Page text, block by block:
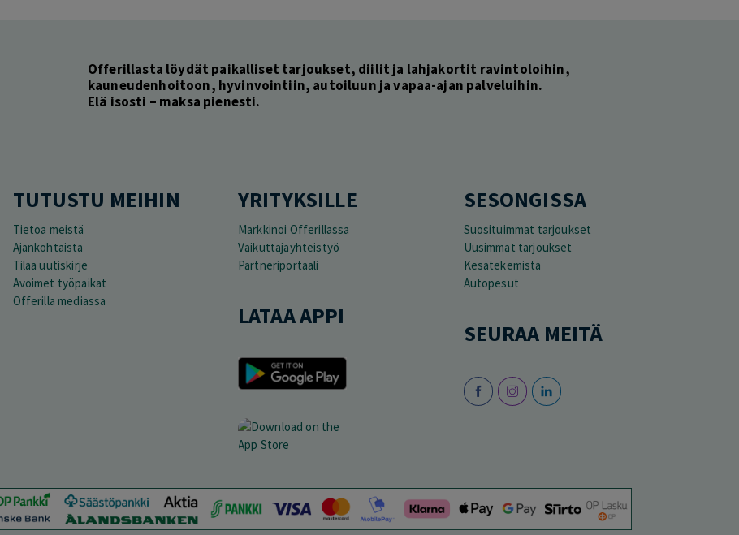
Offerillasta löydät paikalliset tarjoukset, diilit ja lahjakortit ravintoloihin,
kauneudenhoitoon, hyvinvointiin, autoiluun ja vapaa-ajan palveluihin.
Elä isosti – maksa pienesti.
TUTUSTU MEIHIN
Tietoa meistä
Ajankohtaista
Tilaa uutiskirje
Avoimet työpaikat
Offerilla mediassa
YRITYKSILLE
Markkinoi Offerillassa
Vaikuttajayhteistyö
Partneriportaali
LATAA APPI
SESONGISSA
Suosituimmat tarjoukset
Uusimmat tarjoukset
Kesätekemistä
Autopesut
SEURAA MEITÄ